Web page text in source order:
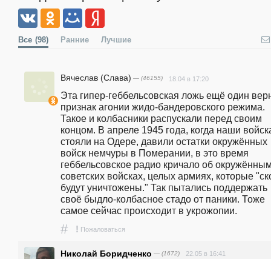
Все (98) Ранние Лучшие
Вячеслав (Слава) — (46155) 18.04 в 17:20
Эта гипер-геббельсовская ложь ещё один
признак агонии жидо-бандеровского режима.
Такое и колбасники распускали перед своим
концом. В апреле 1945 года, когда наши
стояли на Одере, давили остатки окружённых
войск немчуры в Померании, в это время
геббельсовское радио кричало об
советских войсках, целых армиях, которые
будут уничтожены." Так пытались поддержать
своё быдло-колбасное стадо от паники. Тоже
самое сейчас происходит в укрожопии.
# ! Пожаловаться
Николай Боридченко — (1672) 22.05 в 16:41